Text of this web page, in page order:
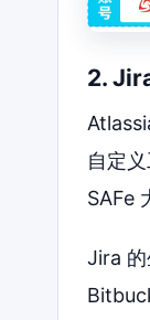
2.
自定
SAFe
Jira 的